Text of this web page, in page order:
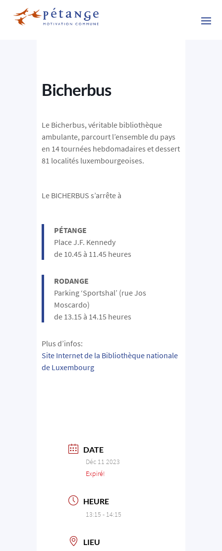
Bicherbus
Le Bicherbus, véritable bibliothèque
ambulante, parcourt l’ensemble du pays
en 14 tournées hebdo​madaires et dessert
81 localités luxembourgeoises.
Le BICHERBUS s’arrête à
PÉTANGE
Place J.F. Kennedy
de 10.45 à 11.45 heures
RODANGE
Parking ‘Sportshal’ (rue Jos
Moscardo)
de 13.15 à 14.15 heures
Plus d’infos:
Site Internet de la Bibliothèque nationale
de Luxembourg​
DATE
Déc 11 2023
Expiré!
HEURE
13:15 - 14:15
LIEU